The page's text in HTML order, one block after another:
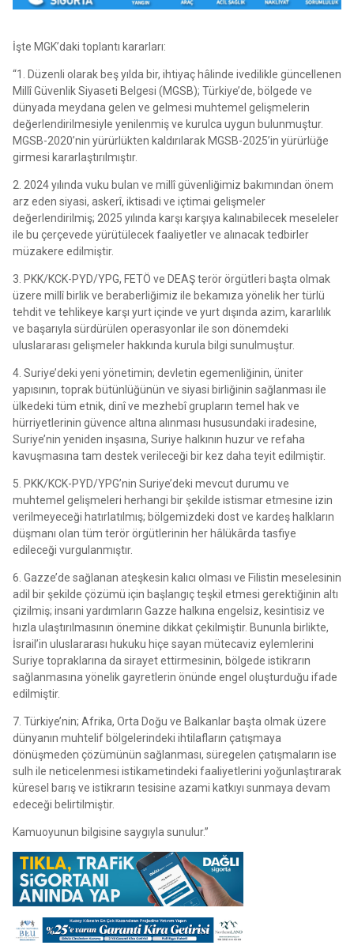
İşte MGK’daki toplantı kararları:
“1. Düzenli olarak beş yılda bir, ihtiyaç hâlinde ivedilikle güncellenen
Millî Güvenlik Siyaseti Belgesi (MGSB); Türkiye’de, bölgede ve
dünyada meydana gelen ve gelmesi muhtemel gelişmelerin
değerlendirilmesiyle yenilenmiş ve kurulca uygun bulunmuştur.
MGSB-2020’nin yürürlükten kaldırılarak MGSB-2025’in yürürlüğe
girmesi kararlaştırılmıştır.
2. 2024 yılında vuku bulan ve millî güvenliğimiz bakımından önem
arz eden siyasi, askerî, iktisadi ve içtimai gelişmeler
değerlendirilmiş; 2025 yılında karşı karşıya kalınabilecek meseleler
ile bu çerçevede yürütülecek faaliyetler ve alınacak tedbirler
müzakere edilmiştir.
3. PKK/KCK-PYD/YPG, FETÖ ve DEAŞ terör örgütleri başta olmak
üzere millî birlik ve beraberliğimiz ile bekamıza yönelik her türlü
tehdit ve tehlikeye karşı yurt içinde ve yurt dışında azim, kararlılık
ve başarıyla sürdürülen operasyonlar ile son dönemdeki
uluslararası gelişmeler hakkında kurula bilgi sunulmuştur.
4. Suriye’deki yeni yönetimin; devletin egemenliğinin, üniter
yapısının, toprak bütünlüğünün ve siyasi birliğinin sağlanması ile
ülkedeki tüm etnik, dinî ve mezhebî grupların temel hak ve
hürriyetlerinin güvence altına alınması hususundaki iradesine,
Suriye’nin yeniden inşasına, Suriye halkının huzur ve refaha
kavuşmasına tam destek verileceği bir kez daha teyit edilmiştir.
5. PKK/KCK-PYD/YPG’nin Suriye’deki mevcut durumu ve
muhtemel gelişmeleri herhangi bir şekilde istismar etmesine izin
verilmeyeceği hatırlatılmış; bölgemizdeki dost ve kardeş halkların
düşmanı olan tüm terör örgütlerinin her hâlükârda tasfiye
edileceği vurgulanmıştır.
6. Gazze’de sağlanan ateşkesin kalıcı olması ve Filistin meselesinin
adil bir şekilde çözümü için başlangıç teşkil etmesi gerektiğinin altı
çizilmiş; insani yardımların Gazze halkına engelsiz, kesintisiz ve
hızla ulaştırılmasının önemine dikkat çekilmiştir. Bununla birlikte,
İsrail’in uluslararası hukuku hiçe sayan mütecaviz eylemlerini
Suriye topraklarına da sirayet ettirmesinin, bölgede istikrarın
sağlanmasına yönelik gayretlerin önünde engel oluşturduğu ifade
edilmiştir.
7. Türkiye’nin; Afrika, Orta Doğu ve Balkanlar başta olmak üzere
dünyanın muhtelif bölgelerindeki ihtilafların çatışmaya
dönüşmeden çözümünün sağlanması, süregelen çatışmaların ise
sulh ile neticelenmesi istikametindeki faaliyetlerini yoğunlaştırarak
küresel barış ve istikrarın tesisine azami katkıyı sunmaya devam
edeceği belirtilmiştir.
Kamuoyunun bilgisine saygıyla sunulur.”